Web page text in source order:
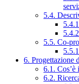
5.4.
5.5. Co-
6. Progettazione
6.1. Cos’è
6.2.